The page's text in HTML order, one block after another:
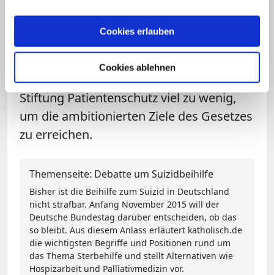
Cookies erlauben
Cookies ablehnen
aus. In der Koalition wird mit 150 bis 200
Millionen Euro Mehrkosten im Jahr
gerechnet - nach Meinung der kirchlichen
Wohlfahrtsverbände und der Deutschen
Stiftung Patientenschutz viel zu wenig,
um die ambitionierten Ziele des Gesetzes
zu erreichen.
Themenseite: Debatte um Suizidbeihilfe
Bisher ist die Beihilfe zum Suizid in Deutschland
nicht strafbar. Anfang November 2015 will der
Deutsche Bundestag darüber entscheiden, ob das
so bleibt. Aus diesem Anlass erläutert katholisch.de
die wichtigsten Begriffe und Positionen rund um
das Thema Sterbehilfe und stellt Alternativen wie
Hospizarbeit und Palliativmedizin vor.